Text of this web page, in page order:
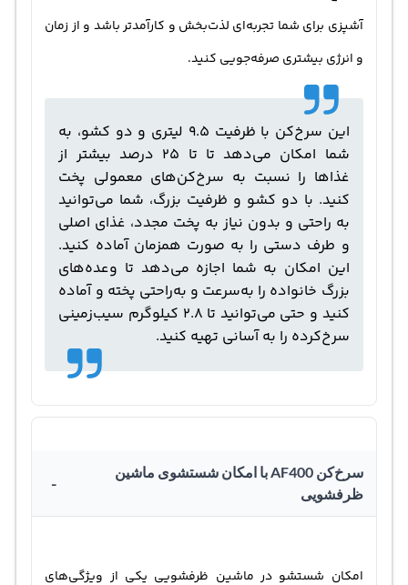
آشپزی برای شما تجربه‌ای لذت‌بخش و کارآمدتر باشد و از زمان
و انرژی بیشتری صرفه‌جویی کنید.
این سرخ‌کن با ظرفیت 9.5 لیتری و دو کشو، به
شما امکان می‌دهد تا تا 25 درصد بیشتر از
غذاها را نسبت به سرخ‌کن‌های معمولی پخت
کنید. با دو کشو و ظرفیت بزرگ، شما می‌توانید
به راحتی و بدون نیاز به پخت مجدد، غذای اصلی
و طرف دستی را به صورت همزمان آماده کنید.
این امکان به شما اجازه می‌دهد تا وعده‌های
بزرگ خانواده را به‌سرعت و به‌راحتی پخته و آماده
کنید و حتی می‌توانید تا 2.8 کیلوگرم سیب‌زمینی
سرخ‌کرده را به آسانی تهیه کنید.
سرخ‌کن AF400 با امکان شستشوی ماشین
ظرفشویی
-
امکان شستشو در ماشین ظرفشویی یکی از ویژگی‌های